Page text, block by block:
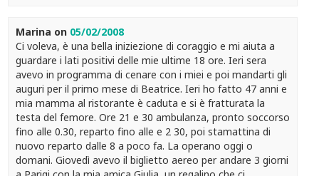
Marina on 05/02/2008
Ci voleva, è una bella iniziezione di coraggio e mi aiuta a
guardare i lati positivi delle mie ultime 18 ore. Ieri sera
avevo in programma di cenare con i miei e poi mandarti gli
auguri per il primo mese di Beatrice. Ieri ho fatto 47 anni e
mia mamma al ristorante è caduta e si è fratturata la
testa del femore. Ore 21 e 30 ambulanza, pronto soccorso
fino alle 0.30, reparto fino alle e 2 30, poi stamattina di
nuovo reparto dalle 8 a poco fa. La operano oggi o
domani. Giovedì avevo il biglietto aereo per andare 3 giorni